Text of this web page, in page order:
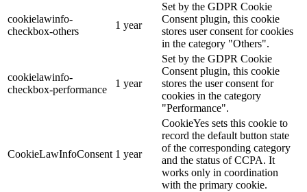
cookielawinfo-
checkbox-others
1 year
Set by the GDPR Cookie
Consent plugin, this cookie
stores user consent for cookies
in the category "Others".
cookielawinfo-
checkbox-performance
1 year
Set by the GDPR Cookie
Consent plugin, this cookie
stores the user consent for
cookies in the category
"Performance".
CookieLawInfoConsent 1 year
CookieYes sets this cookie to
record the default button state
of the corresponding category
and the status of CCPA. It
works only in coordination
with the primary cookie.